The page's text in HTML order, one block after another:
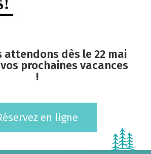
attendons dès le 22 mai
prochaines vacances
!
en ligne